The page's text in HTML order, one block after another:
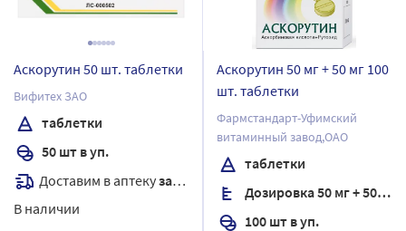
Аскорутин 50 шт. таблетки
Вифитех ЗАО
таблетки
50 шт в уп.
Доставим в аптекузавтра
В наличии
Аскорутин 50 мг + 50 мг 100
шт. таблетки
Фармстандарт-Уфимский
витаминный завод,ОАО
таблетки
Дозировка 50 мг + 50 мг
100 шт в уп.